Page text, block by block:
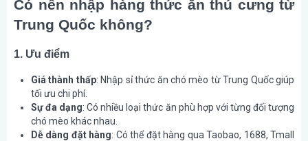
Có nên nhập hàng thức ăn thú cưng từ
Trung Quốc không?
1. Ưu điểm
Giá thành thấp: Nhập sỉ thức ăn chó mèo từ Trung Quốc giúp
tối ưu chi phí.
Sự đa dạng: Có nhiều loại thức ăn phù hợp với từng đối tượng
chó mèo khác nhau.
Dễ dàng đặt hàng: Có thể đặt hàng qua Taobao, 1688, Tmall